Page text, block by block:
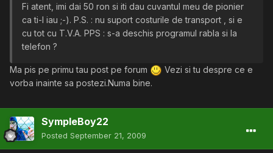
Fi atent, imi dai 50 ron si iti dau cuvantul meu de pionier
ca ti-l iau ;-). P.S. : nu suport costurile de transport , si e
cu tot cu T.V.A. PPS : s-a deschis programul rabla si la
telefon ?
Ma pis pe primu tau post pe forum
Vezi si tu despre ce e
vorba inainte sa postezi.Numa bine.
SympleBoy22
Posted September 21, 2009